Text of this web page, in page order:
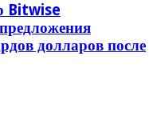
Bitwise
долларов после